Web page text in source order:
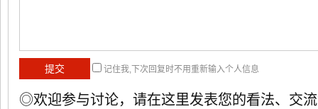
记住我,下次回复时不用重新输入个人信息
◎欢迎参与讨论，请在这里发表您的看法、交